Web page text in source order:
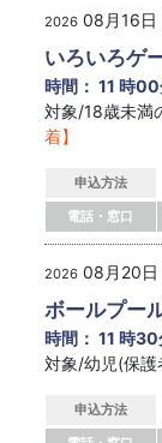
2026 08月16日
いろいろゲ
時間： 11 時
対象/18歳未
着】
申込方法
電話・窓口
2026 08月20日
ボールプー
時間： 11 時
対象/幼児(保
申込方法